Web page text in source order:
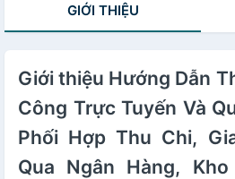
GIỚI THIỆU
Giới thiệu Hướng Dẫn
Công Trực Tuyến Và
Phối Hợp Thu Chi,
Qua Ngân Hàng,